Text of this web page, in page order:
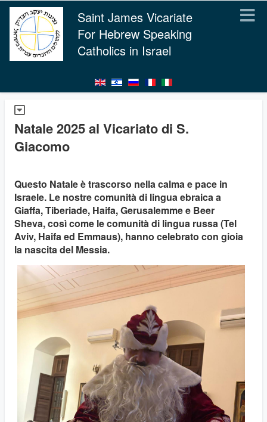
Saint James Vicariate
For Hebrew Speaking
Catholics in Israel
Natale 2025 al Vicariato di S.
Giacomo
Questo Natale è trascorso nella calma e pace in
Israele. Le nostre comunità di lingua ebraica a
Giaffa, Tiberiade, Haifa, Gerusalemme e Beer
Sheva, così come le comunità di lingua russa (Tel
Aviv, Haifa ed Emmaus), hanno celebrato con gioia
la nascita del Messia.